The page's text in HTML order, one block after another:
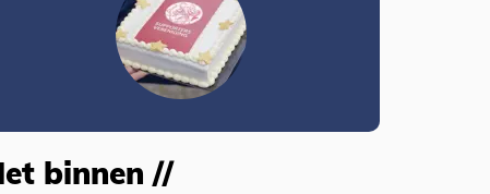
binnen //